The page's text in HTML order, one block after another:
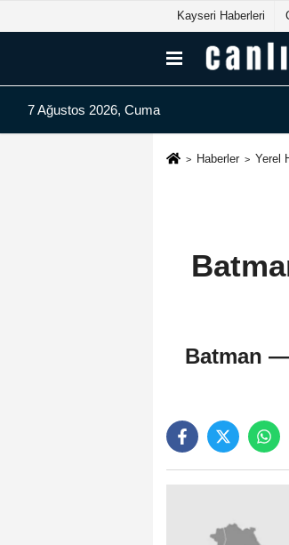
Kayseri Haberleri
7 Ağustos 2026, Cuma
Haberler Yerel
Batman